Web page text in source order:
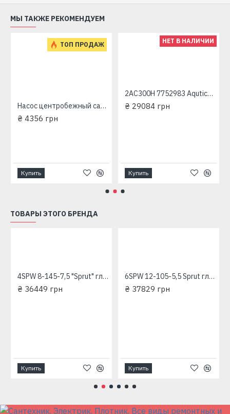
МЫ ТАКЖЕ РЕКОМЕНДУЕМ
ТОП ПРОДАЖ
Насос центробежный самовсасывающий Aquаtica LKJ-600P(775301)+600Вт+50л/мин+31м
₴ 4356 грн
Купить
НЕТ В НАЛИЧИИ
2AC300H 7752983 Aqutica трехфазный насос центробежный многоступенчатый
₴ 29084 грн
Купить
ТОВАРЫ ЭТОГО БРЕНДА
4SPW 8-145-7,5 "Sprut" глубинный насос для скважин
₴ 36449 грн
Купить
6SPW 12-105-5,5 Sprut глубинный насос для скважин
₴ 37829 грн
Купить